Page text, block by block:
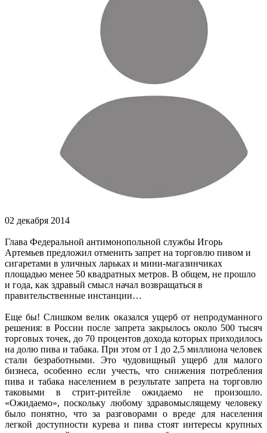
02 декабря 2014
Глава Федеральной антимонопольной службы Игорь
Артемьев предложил отменить запрет на торговлю пивом и
сигаретами в уличных ларьках и мини-магазинчиках
площадью менее 50 квадратных метров. В общем, не прошло
и года, как здравый смысл начал возвращаться в
правительственные инстанции…
Еще бы! Слишком велик оказался ущерб от непродуманного
решения: в России после запрета закрылось около 500 тысяч
торговых точек, до 70 процентов дохода которых приходилось
на долю пива и табака. При этом от 1 до 2,5 миллиона человек
стали безработными. Это чудовищный ущерб для малого
бизнеса, особенно если учесть, что снижения потребления
пива и табака населением в результате запрета на торговлю
таковыми в стрит-ритейле ожидаемо не произошло.
«Ожидаемо», поскольку любому здравомыслящему человеку
было понятно, что за разговорами о вреде для населения
легкой доступности курева и пива стоят интересы крупных